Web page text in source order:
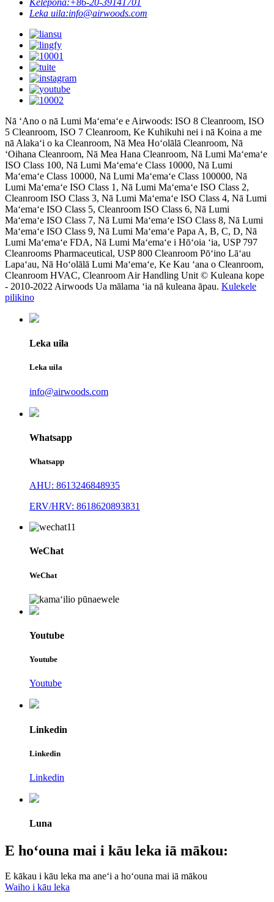
Kelepona:+86-20-39141701
Leka uila:info@airwoods.com
Nā ʻAno o nā Lumi Maʻemaʻe e Airwoods: ISO 8 Cleanroom, ISO
5 Cleanroom, ISO 7 Cleanroom, Ke Kuhikuhi nei i nā Koina a me
nā Alakaʻi o ka Cleanroom, Nā Mea Hoʻolālā Cleanroom, Nā
ʻOihana Cleanroom, Nā Mea Hana Cleanroom, Nā Lumi Maʻemaʻe
ISO Class 100, Nā Lumi Maʻemaʻe Class 10000, Nā Lumi
Maʻemaʻe Class 10000, Nā Lumi Maʻemaʻe Class 100000, Nā
Lumi Maʻemaʻe ISO Class 1, Nā Lumi Maʻemaʻe ISO Class 2,
Cleanroom ISO Class 3, Nā Lumi Maʻemaʻe ISO Class 4, Nā Lumi
Maʻemaʻe ISO Class 5, Cleanroom ISO Class 6, Nā Lumi
Maʻemaʻe ISO Class 7, Nā Lumi Maʻemaʻe ISO Class 8, Nā Lumi
Maʻemaʻe ISO Class 9, Nā Lumi Maʻemaʻe Papa A, B, C, D, Nā
Lumi Maʻemaʻe FDA, Nā Lumi Maʻemaʻe i Hōʻoia ʻia, USP 797
Cleanrooms Pharmaceutical, USP 800 Cleanroom Pōʻino Lāʻau
Lapaʻau, Nā Hoʻolālā Lumi Maʻemaʻe, Ke Kau ʻana o Cleanroom,
Cleanroom HVAC, Cleanroom Air Handling Unit © Kuleana kope
- 2010-2022 Airwoods Ua mālama ʻia nā kuleana āpau. Kulekele
pilikino
Leka uila
Leka uila
info@airwoods.com
Whatsapp
Whatsapp
AHU: 8613246848935
ERV/HRV: 8618620893831
WeChat
WeChat
Youtube
Youtube
Youtube
Linkedin
Linkedin
Linkedin
Luna
E hoʻouna mai i kāu leka iā mākou:
E kākau i kāu leka ma aneʻi a hoʻouna mai iā mākou
Waiho i kāu leka